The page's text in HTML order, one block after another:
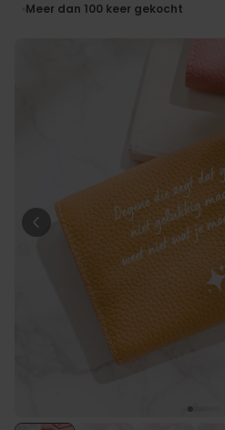
Meer dan 100 keer gekocht